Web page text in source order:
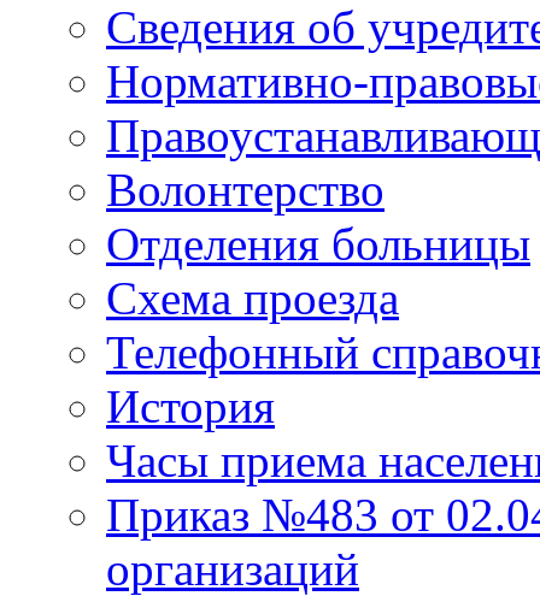
Сведения об
Нормативно-
Волонтерство
Отделения больницы
Схема проезда
Телефонный
История
Часы приема
Приказ №483 от
организаций